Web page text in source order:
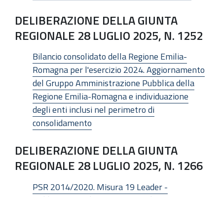
DELIBERAZIONE DELLA GIUNTA
REGIONALE 28 LUGLIO 2025, N. 1252
Bilancio consolidato della Regione Emilia-
Romagna per l'esercizio 2024. Aggiornamento
del Gruppo Amministrazione Pubblica della
Regione Emilia-Romagna e individuazione
degli enti inclusi nel perimetro di
consolidamento
DELIBERAZIONE DELLA GIUNTA
REGIONALE 28 LUGLIO 2025, N. 1266
PSR 2014/2020. Misura 19 Leader -